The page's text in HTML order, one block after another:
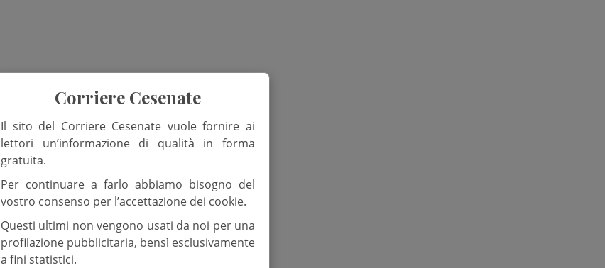
Corriere Cesenate
Il sito del Corriere Cesenate vuole fornire ai
lettori un’informazione di qualità in forma
gratuita.
Per continuare a farlo abbiamo bisogno del
vostro consenso per l’accettazione dei cookie.
Questi ultimi non vengono usati da noi per una
profilazione pubblicitaria, bensì esclusivamente
a fini statistici.